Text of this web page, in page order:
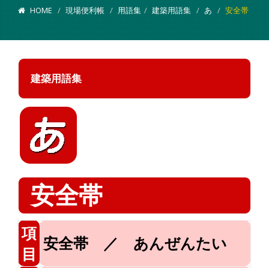
HOME 現場便利帳 用語集 建築用語集 あ 安全帯
建築用語集
安全帯
項
目
安全帯 ／ あんぜんたい